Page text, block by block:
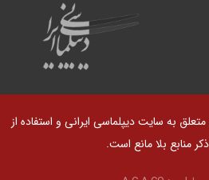
به سایت دیپلماسی ایرانی و استفاده از
منابع بلا مانع است.